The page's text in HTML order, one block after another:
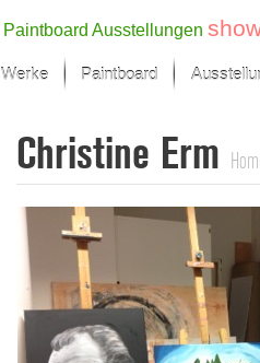
Paintboard Ausstellungen
Werke
Der letzte Monat im Fokus
Alle Fokus-Werke
Standard-Ansicht
Fokus-Werke
Neue Werke – Auswahl
Alle neuen Werke
Paintboard
Christine Erm